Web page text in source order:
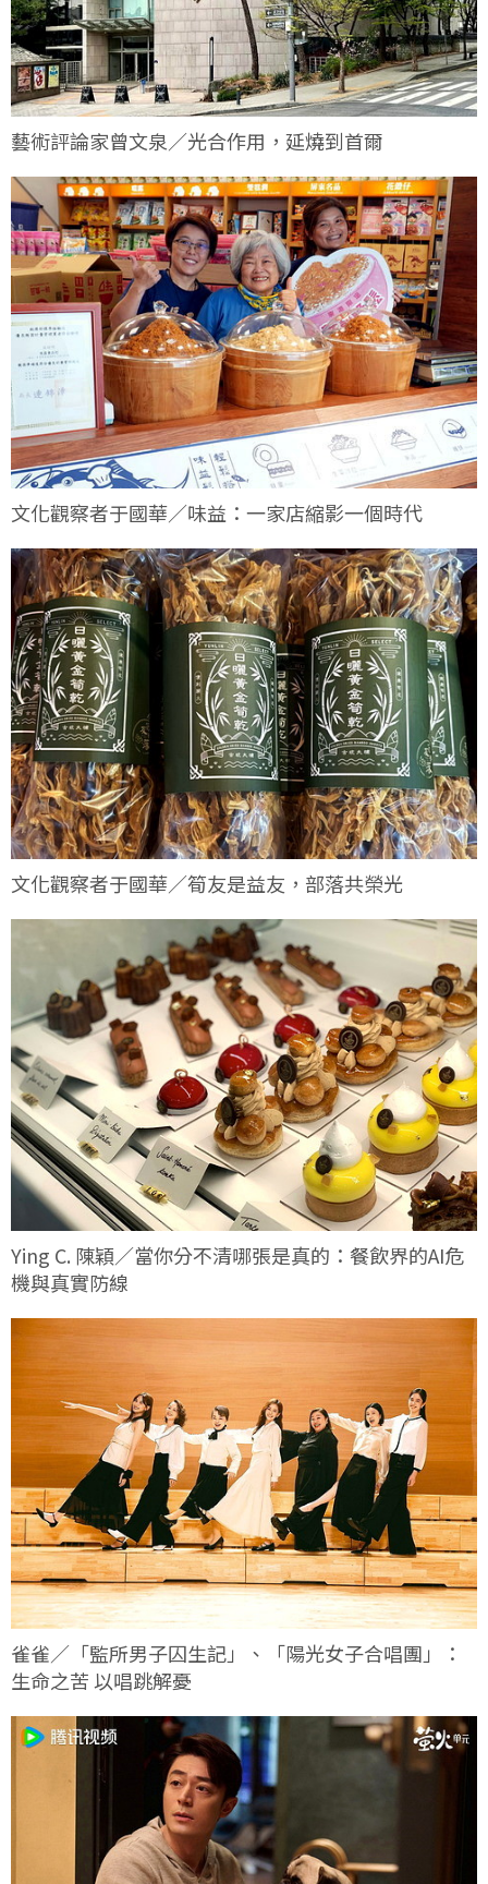
藝術評論家曾文泉／光合作用，延燒到首爾
文化觀察者于國華／味益：一家店縮影一個時代
文化觀察者于國華／筍友是益友，部落共榮光
Ying C. 陳穎／當你分不清哪張是真的：餐飲界的AI危
機與真實防線
雀雀／「監所男子囚生記」、「陽光女子合唱團」：
生命之苦 以唱跳解憂